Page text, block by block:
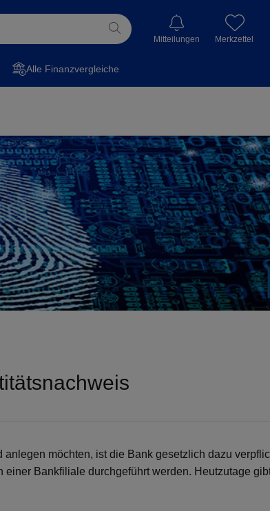
Mitteilungen Merkzettel
Alle Finanzvergleiche
anlegen möchten, ist die Bank gesetzlich dazu
Bankfiliale durchgeführt werden. Heutzutage